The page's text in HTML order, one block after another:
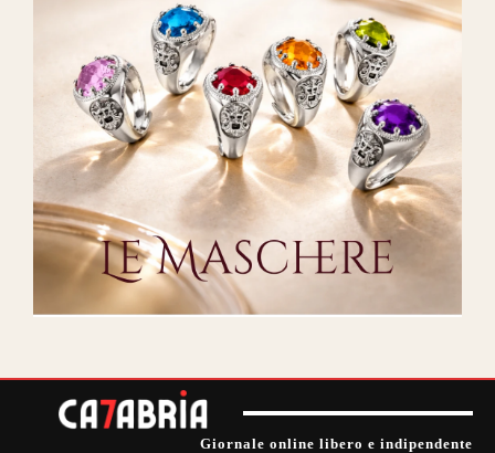
Giornale online libero e indipendente